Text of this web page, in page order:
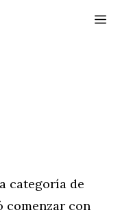
categoría de
comenzar con